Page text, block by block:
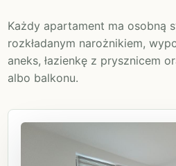
Każdy apartament ma osobną
rozkładanym narożnikiem,
aneks, łazienkę z prysznicem
albo balkonu.